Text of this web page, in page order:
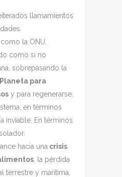
llamamientos
la ONU,
como si no
sobrepasando la
para
y para regenerarse.
en términos
inviable. En términos
hacia una crisis
, la pérdida
terrestre y marítima,